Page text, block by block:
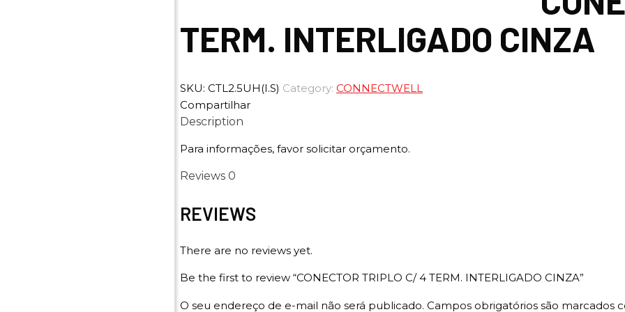
TERM. INTERLIGADO CINZA
SKU: CTL2.5UH(I.S) Category: CONNECTWELL
Compartilhar
Description
Para informações, favor solicitar orçamento.
Reviews 0
REVIEWS
There are no reviews yet.
Be the first to review “CONECTOR TRIPLO C/ 4 TERM. INTERLIGADO CINZA”
O seu endereço de e-mail não será publicado. Campos obrigatórios são marcados